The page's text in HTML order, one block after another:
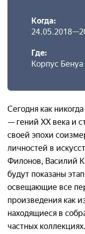
Когда:
Где:
Корпус Бенуа
Сегодня как
— гений ХХ века и
своей эпохи
личностей в
Филонов, Василий
будут показаны
освещающие все
произведения как
находящиеся в
частных